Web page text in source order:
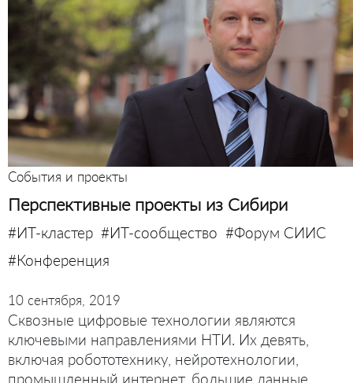
События и проекты
Перспективные проекты из Сибири
#ИТ-кластер #ИТ-сообщество #Форум СИИС
#Конференция
10 сентября, 2019
Сквозные цифровые технологии являются
ключевыми направлениями НТИ. Их девять,
включая робототехнику, нейротехнологии,
промышленный интернет, большие данные,